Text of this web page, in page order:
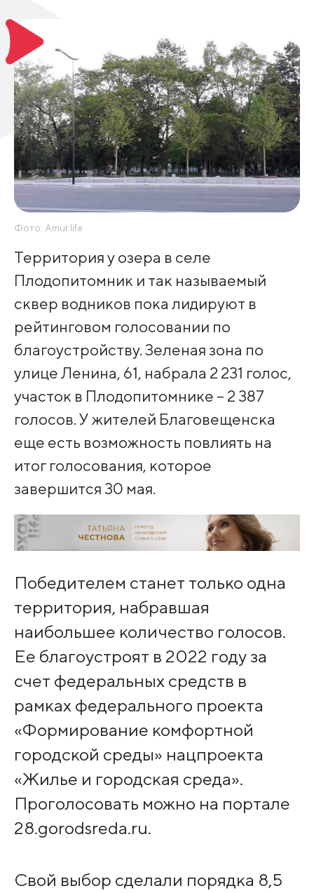
Фото: Amur.life
Территория у озера в селе
Плодопитомник и так называемый
сквер водников пока лидируют в
рейтинговом голосовании по
благоустройству. Зеленая зона по
улице Ленина, 61, набрала 2 231 голос,
участок в Плодопитомнике – 2 387
голосов. У жителей Благовещенска
еще есть возможность повлиять на
итог голосования, которое
завершится 30 мая.
Победителем станет только одна
территория, набравшая
наибольшее количество голосов.
Ее благоустроят в 2022 году за
счет федеральных средств в
рамках федерального проекта
«Формирование комфортной
городской среды» нацпроекта
«Жилье и городская среда».
Проголосовать можно на портале
28.gorodsreda.ru.
Свой выбор сделали порядка 8,5